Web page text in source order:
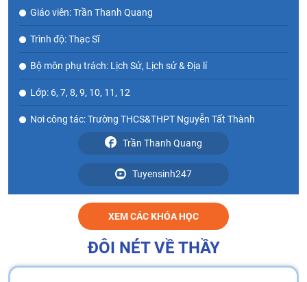
Giáo viên: Trần Thanh Quang
Trình độ: Thạc Sĩ
Bộ môn phụ trách: Lịch Sử, Lịch sử & Địa lí
Lớp: 6, 7, 8, 9, 10, 11, 12
Nơi công tác: Trường THCS&THPT Nguyễn Tất Thành
Trần Thanh Quang
Tuyensinh247
XEM CÁC KHÓA HỌC
ĐÔI NÉT VỀ THẦY